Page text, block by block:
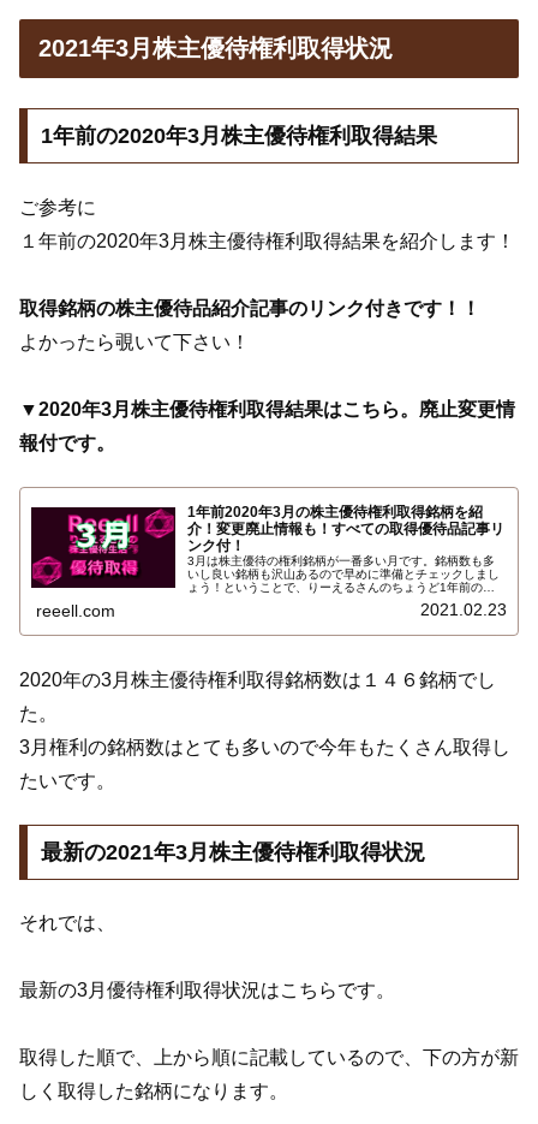
2021年3月株主優待権利取得状況
1年前の2020年3月株主優待権利取得結果
ご参考に
１年前の2020年3月株主優待権利取得結果を紹介します！
取得銘柄の株主優待品紹介記事のリンク付きです！！
よかったら覗いて下さい！
▼2020年3月株主優待権利取得結果はこちら。廃止変更情
報付です。
1年前2020年3月の株主優待権利取得銘柄を紹
介！変更廃止情報も！すべての取得優待品記事リ
ンク付！
3月は株主優待の権利銘柄が一番多い月です。銘柄数も多
いし良い銘柄も沢山あるので早めに準備とチェックしまし
ょう！ということで、りーえるさんのちょうど1年前の
併せて株主優待制度の変更廃止情報も紹介します。株主優
reeell.com 2021.02.23
2020年の3月株主優待権利取得銘柄数は１４６銘柄でし
た。
3月権利の銘柄数はとても多いので今年もたくさん取得し
たいです。
最新の2021年3月株主優待権利取得状況
それでは、
最新の3月優待権利取得状況はこちらです。
取得した順で、上から順に記載しているので、下の方が新
しく取得した銘柄になります。